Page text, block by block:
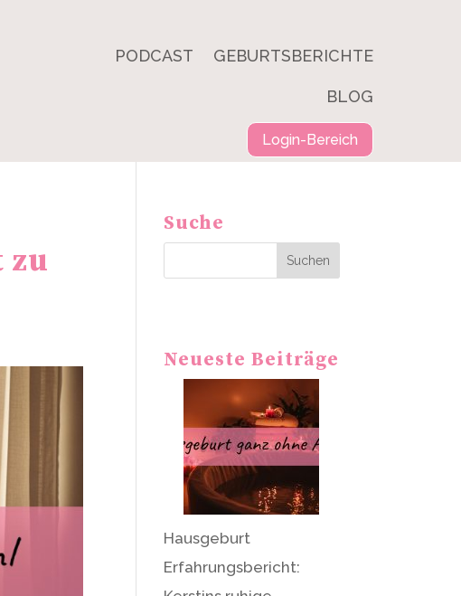
PODCAST GEBURTSBERICHTE
BLOG
Login-Bereich
zu
Suche
Suchen
Neueste Beiträge
Hausgeburt
Erfahrungsbericht: